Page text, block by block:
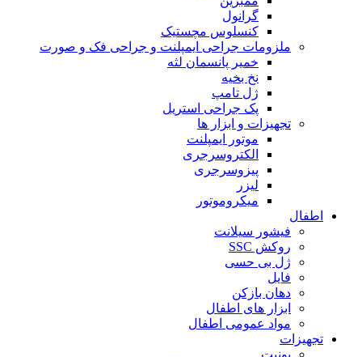
گرانول
کنسلوس مچستیک
ملزومات جراحی ایمپلنت و جراحی فک و صورت
خمیر پانسمان لثه
نخ بخیه
ژل تامپ
پک جراحی استریل
تجهیزات و ابزار ها
موتور ایمپلنت
الکتروسرجری
پیزوسرجری
لیزر
میکروموتور
اطفال
فیشور سیلانت
روکش SSC
ژل بی حسی
فایل
دهان بازکن
ابزار های اطفال
مواد عمومی اطفال
تجهیزات
یونیت